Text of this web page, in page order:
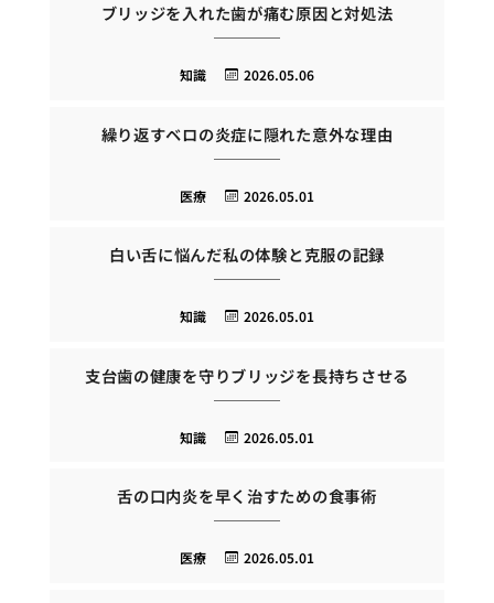
ブリッジを入れた歯が痛む原因と対処法
2026.05.06
知識
繰り返すベロの炎症に隠れた意外な理由
2026.05.01
医療
白い舌に悩んだ私の体験と克服の記録
2026.05.01
知識
支台歯の健康を守りブリッジを長持ちさせる
2026.05.01
知識
舌の口内炎を早く治すための食事術
2026.05.01
医療